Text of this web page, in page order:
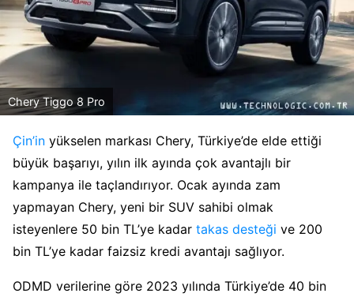
Chery Tiggo 8 Pro
Çin’in yükselen markası Chery, Türkiye’de elde ettiği
büyük başarıyı, yılın ilk ayında çok avantajlı bir
kampanya ile taçlandırıyor. Ocak ayında zam
yapmayan Chery, yeni bir SUV sahibi olmak
isteyenlere 50 bin TL’ye kadar takas desteği ve 200
bin TL’ye kadar faizsiz kredi avantajı sağlıyor.
ODMD verilerine göre 2023 yılında Türkiye’de 40 bin